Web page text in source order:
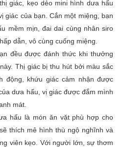
giác, kẹo dẻo mini hình dưa hấu
giác của bạn. Cắn một miệng, bạn
mềm mịn, đai dai cùng nhân siro
dẫn, vô cùng cuống miệng.
đều được đánh thức khi thưởng
Thị giác bị thu hút bởi màu sắc
động, khứu giác cảm nhận được
dưa hấu, vị giác được đắm mình
mát.
hấu là món ăn vặt phù hợp cho
thích mê hình thù ngộ nghĩnh và
viên kẹo. Với người lớn, sự thơm